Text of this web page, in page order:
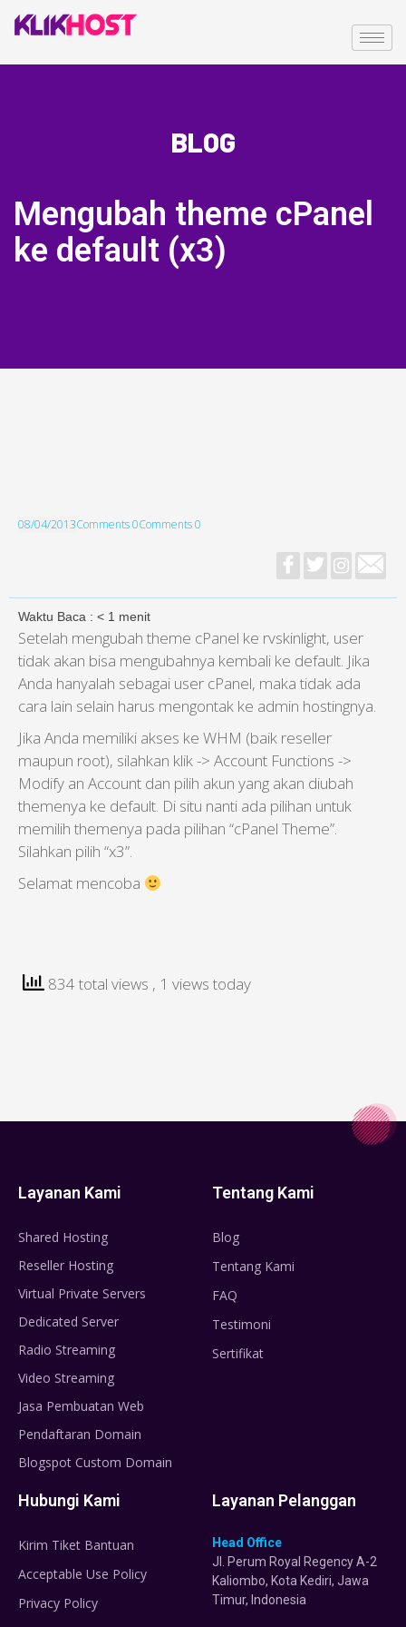
BLOG
Mengubah theme cPanel
ke default (x3)
08/04/2013Comments 0Comments 0
Waktu Baca : < 1 menit
Setelah mengubah theme cPanel ke rvskinlight, user
tidak akan bisa mengubahnya kembali ke default. Jika
Anda hanyalah sebagai user cPanel, maka tidak ada
cara lain selain harus mengontak ke admin hostingnya.
Jika Anda memiliki akses ke WHM (baik reseller
maupun root), silahkan klik -> Account Functions ->
Modify an Account dan pilih akun yang akan diubah
themenya ke default. Di situ nanti ada pilihan untuk
memilih themenya pada pilihan “cPanel Theme”.
Silahkan pilih “x3”.
Selamat mencoba
834 total views , 1 views today
Layanan Kami
Shared Hosting
Reseller Hosting
Virtual Private Servers
Dedicated Server
Radio Streaming
Video Streaming
Jasa Pembuatan Web
Pendaftaran Domain
Blogspot Custom Domain
Tentang Kami
Blog
Tentang Kami
FAQ
Testimoni
Sertifikat
Hubungi Kami
Kirim Tiket Bantuan
Acceptable Use Policy
Privacy Policy
Layanan Pelanggan
Head Office
Jl. Perum Royal Regency A-2
Kaliombo, Kota Kediri, Jawa
Timur, Indonesia